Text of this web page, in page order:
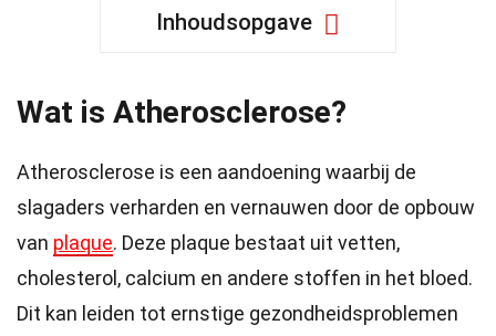
Inhoudsopgave
Wat is Atherosclerose?
Atherosclerose is een aandoening waarbij de
slagaders verharden en vernauwen door de opbouw
van plaque. Deze plaque bestaat uit vetten,
cholesterol, calcium en andere stoffen in het bloed.
Dit kan leiden tot ernstige gezondheidsproblemen